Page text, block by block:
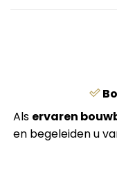
Als ervaren
en begeleiden u